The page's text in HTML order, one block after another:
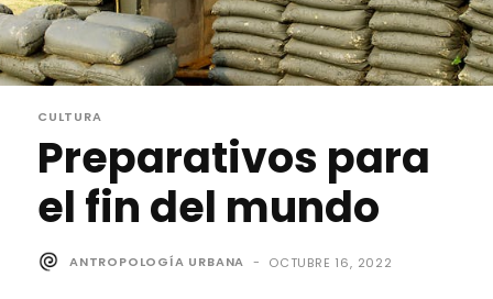
CULTURA
Preparativos para
el fin del mundo
ANTROPOLOGÍA URBANA - OCTUBRE 16, 2022